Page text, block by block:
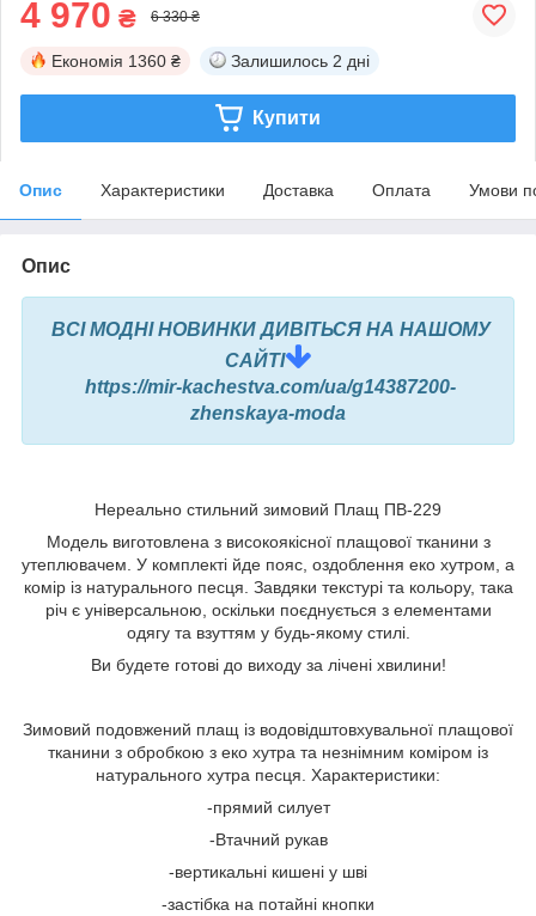
4 970 ₴ 6 330 ₴
Економія 1360 ₴ Залишилось 2 дні
Купити
Опис Характеристики Доставка Оплата Умови
Опис
ВСІ МОДНІ НОВИНКИ ДИВІТЬСЯ НА НАШОМУ
САЙТІ
https://mir-kachestva.com/ua/g14387200-
zhenskaya-moda
Нереально стильний зимовий Плащ ПВ-229
Модель виготовлена з високоякісної плащової тканини з
утеплювачем. У комплекті йде пояс, оздоблення еко хутром, а
комір із натурального песця. Завдяки текстурі та кольору, така
річ є універсальною, оскільки поєднується з елементами
одягу та взуттям у будь-якому стилі.
Ви будете готові до виходу за лічені хвилини!
Зимовий подовжений плащ із водовідштовхувальної плащової
тканини з обробкою з еко хутра та незнімним коміром із
натурального хутра песця. Характеристики:
-прямий силует
-Втачний рукав
-вертикальні кишені у шві
-застібка на потайні кнопки